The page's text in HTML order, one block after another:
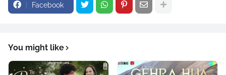
Facebook
You might like